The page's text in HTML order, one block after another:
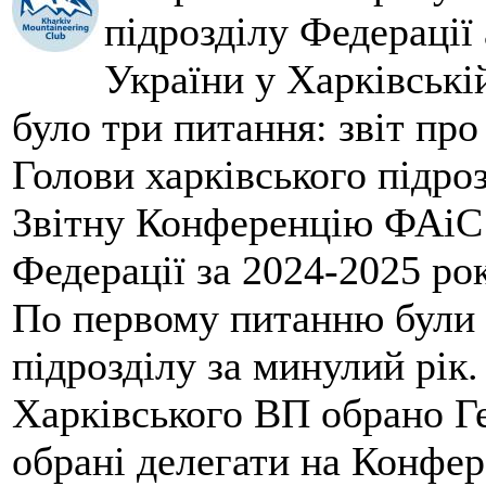
підрозділу
України у
було три питання: звіт
Голови харківського
Звітну Конференцію
Федерації за 2024-2025
По первому питанню були
підрозділу за минулий
Харківського ВП обрано
обрані делегати на